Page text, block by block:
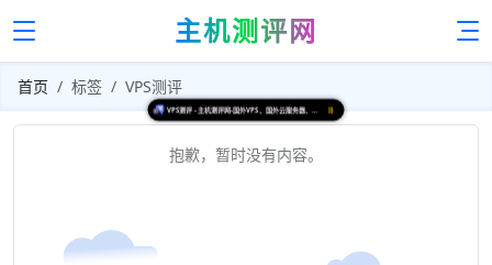
主机测评网
首页 标签 VPS测评
抱歉，暂时没有内容。